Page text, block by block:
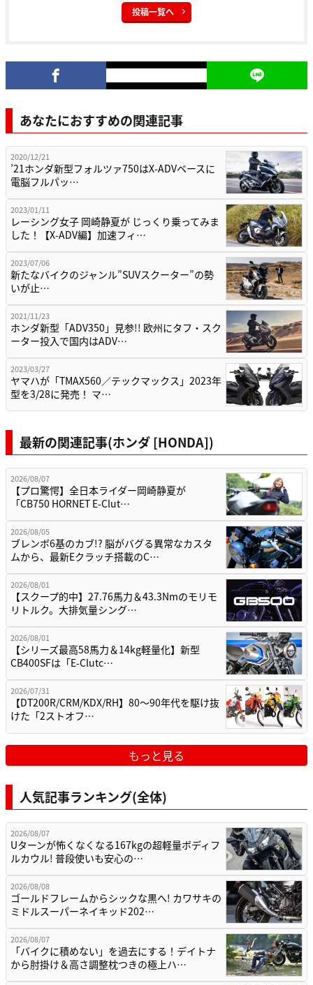
投稿一覧へ
あなたにおすすめの関連記事
2020/12/21
’21ホンダ新型フォルツァ750はX-ADVベースに
電脳フルパッ…
2023/01/11
レーシング女子 岡崎静夏が じっくり乗ってみま
した！【X-ADV編】加速フィ…
2023/07/06
新たなバイクのジャンル”SUVスクーター”の勢
いが止…
2021/11/23
ホンダ新型「ADV350」見参!! 欧州にタフ・スク
ーター投入で国内はADV…
2023/03/27
ヤマハが「TMAX560／テックマックス」2023年
型を3/28に発売！ マ…
最新の関連記事(ホンダ [HONDA])
2026/08/07
【プロ驚愕】全日本ライダー岡崎静夏が
「CB750 HORNET E-Clut…
2026/08/05
ブレンボ6基のカブ!? 脳がバグる異常なカスタ
ムから、最新Eクラッチ搭載のC…
2026/08/01
【スクープ的中】27.76馬力＆43.3Nmのモリモ
リトルク。大排気量シング…
2026/08/01
【シリーズ最高58馬力＆14kg軽量化】新型
CB400SFは「E-Clutc…
2026/07/31
【DT200R/CRM/KDX/RH】80〜90年代を駆け抜
けた「2ストオフ…
もっと見る
人気記事ランキング(全体)
2026/08/07
Uターンが怖くなくなる167kgの超軽量ボディフ
ルカウル! 普段使いも安心の…
2026/08/08
ゴールドフレームからシックな黒へ! カワサキの
ミドルスーパーネイキッド202…
2026/08/07
「バイクに積めない」を過去にする！デイトナ
から肘掛け＆高さ調整枕つきの極上ハ…